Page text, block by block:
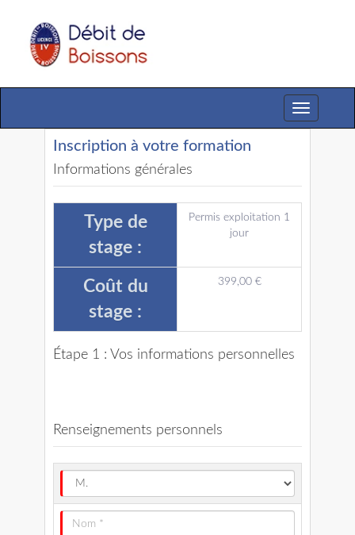
Toggle
navigation
Inscription à votre formation
Informations générales
Type de
stage :
Permis exploitation 1
jour
Coût du
stage :
399,00 €
Étape 1 : Vos informations personnelles
Renseignements personnels